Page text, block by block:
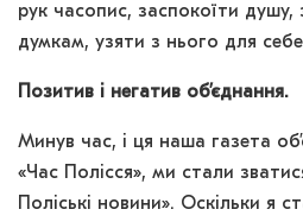
рук часопис, заспокоїти
думкам, узяти з нього для
Позитив і негатив об’єднання.
Минув час, і ця наша газета
«Час Полісся», ми стали
Поліські новини». Оскільки я